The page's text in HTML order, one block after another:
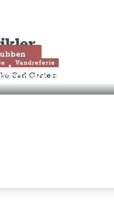
249,- pr. år eller
Vandreferie
Bad Gastein